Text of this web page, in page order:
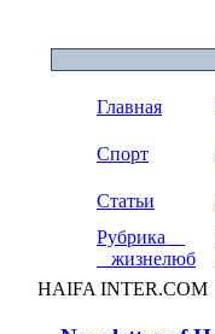
Главная
Спорт
Статьи
Рубрика
жизнелюб
HAIFA INTER.COM